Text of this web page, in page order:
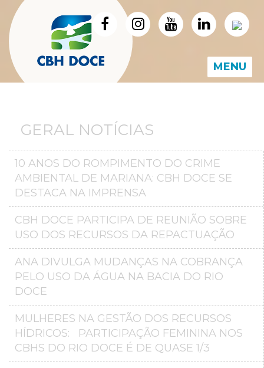
MENU
GERAL NOTÍCIAS
10 ANOS DO ROMPIMENTO DO CRIME
AMBIENTAL DE MARIANA: CBH DOCE SE
DESTACA NA IMPRENSA
CBH DOCE PARTICIPA DE REUNIÃO SOBRE
USO DOS RECURSOS DA REPACTUAÇÃO
ANA DIVULGA MUDANÇAS NA COBRANÇA
PELO USO DA ÁGUA NA BACIA DO RIO
DOCE
MULHERES NA GESTÃO DOS RECURSOS
HÍDRICOS: PARTICIPAÇÃO FEMININA NOS
CBHS DO RIO DOCE É DE QUASE 1/3